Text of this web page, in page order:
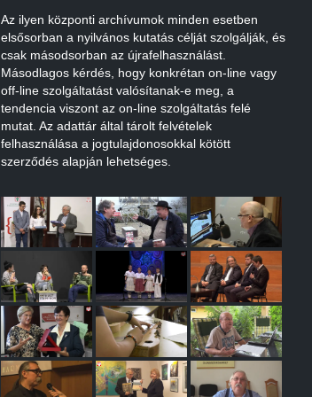
Az ilyen központi archívumok minden esetben
elsősorban a nyilvános kutatás célját szolgálják, és
csak másodsorban az újrafelhasználást.
Másodlagos kérdés, hogy konkrétan on-line vagy
off-line szolgáltatást valósítanak-e meg, a
tendencia viszont az on-line szolgáltatás felé
mutat. Az adattár által tárolt felvételek
felhasználása a jogtulajdonosokkal kötött
szerződés alapján lehetséges.